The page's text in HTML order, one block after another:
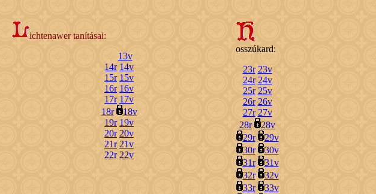
ichtenawer tanításai:
13v
14r 14v
15r 15v
16r 16v
17r 17v
18r
18v
19r 19v
20r 20v
21r 21v
22r 22v
osszúkard:
23r 23v
24r 24v
25r 25v
26r 26v
27r 27v
28r
28v
29r
29v
30r
30v
31r
31v
32r
32v
33r
33v